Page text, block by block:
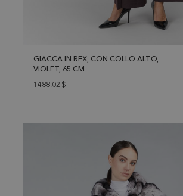
GIACCA IN REX, CON COLLO ALTO,
VIOLET, 65 CM
1488.02 $